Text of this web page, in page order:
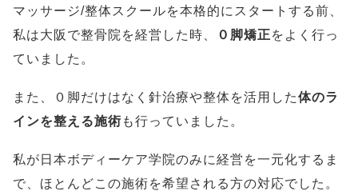
マッサージ/整体スクールを本格的にスタートする前、
私は大阪で整骨院を経営した時、
０脚矯正をよく行っ
ていました。
また、０脚だけはなく針治療や整体を活用した体のラ
インを整える施術 も行っていました。
私が日本ボディーケア学院のみに経営を一元化するま
で、ほとんどこの施術を希望される方の対応でした。